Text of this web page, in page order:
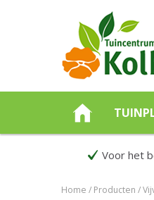
Home Producten
Voor het